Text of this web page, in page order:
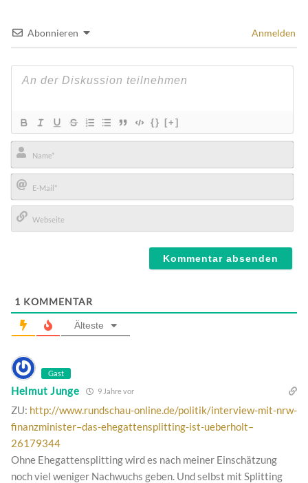
Abonnieren Anmelden
{} [+]
Name*
E-
Mail*
1 KOMMENTAR
Älteste
Gast
Helmut Junge 9 Jahre vor
ZU: http://www.rundschau-online.de/politik/interview-mit-nrw-
finanzminister–das-ehegattensplitting-ist-ueberholt–
26179344
Ohne Ehegattensplitting wird es nach meiner Einschätzung
noch viel weniger Nachwuchs geben. Und selbst mit Splitting